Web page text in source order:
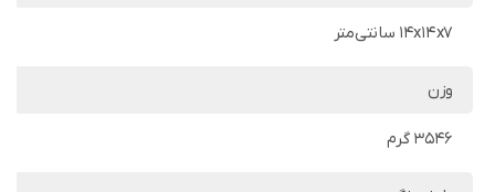
14x14x7 سانتی‌متر
وزن
3546 گرم